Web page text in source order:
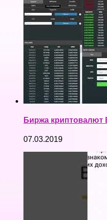
Биржа криптовалют
07.03.2019